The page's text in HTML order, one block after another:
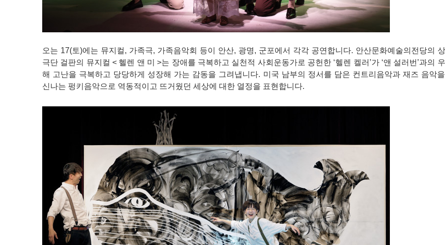
오는 17(토)에는 뮤지컬, 가족극, 가족음악회 등이 안산, 광명, 군포에서 각각 공연합니다. 안산문화예술의전당의
극단 걸판의 뮤지컬 < 헬렌 앤 미 >는 장애를 극복하고 실천적 사회운동가로 공헌한 ‘헬렌 켈러’가 ‘앤 설러번’과의
해 고난을 극복하고 당당하게 성장해 가는 감동을 그려냅니다. 미국 남부의 정서를 담은 컨트리음악과 재즈 음악
신나는 펑키음악으로 역동적이고 뜨거웠던 세상에 대한 열정을 표현합니다.